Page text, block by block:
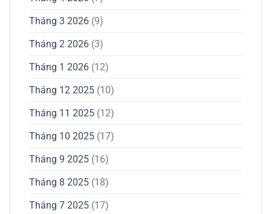
Tháng 3 2026 (9)
Tháng 2 2026 (3)
Tháng 1 2026 (12)
Tháng 12 2025 (10)
Tháng 11 2025 (12)
Tháng 10 2025 (17)
Tháng 9 2025 (16)
Tháng 8 2025 (18)
Tháng 7 2025 (17)